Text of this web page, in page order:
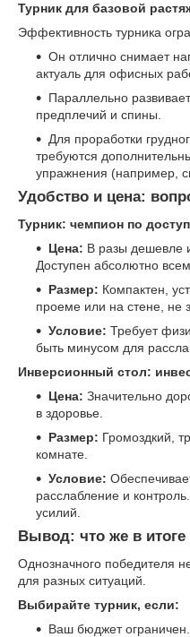
Турник для базовой
Эффективность турника
Он отлично снимает
актуаль для офисных
Параллельно
предплечий и спины.
Для проработки
требуются
упражнения (например,
Удобство и цена:
Турник: чемпион по
Цена: В разы дешевле
Доступен абсолютно всем.
Размер: Компактен,
проеме или на стене, не
Условие: Требует
быть минусом для
Инверсионный стол:
Цена: Значительно
в здоровье.
Размер: Громоздкий,
комнате.
Условие:
расслабление и
усилий.
Вывод: что же в
Однозначного победителя
для разных ситуаций.
Выбирайте турник, если:
Ваш бюджет ограничен.